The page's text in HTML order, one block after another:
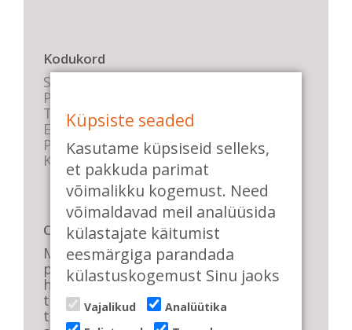
Kodukord
Stuudio sisekord
Privaatsustingimused
Tasemete kirjeldused
E-poe tingimused
Parkimise info
KKK
Casa de Baile
Me pühendume lõbusale olemisele,
positiivsele seltskonnale ja
huvitavatele ning kasulikele
tantsudele. Kui mõnes meie
talveõhtuses trennis tuled kustutada,
Küpsiste seaded
Kasutame küpsiseid selleks,
et pakkuda parimat
võimalikku kogemust. Need
võimaldavad meil analüüsida
külastajate käitumist
eesmärgiga parandada
külastuskogemust Sinu jaoks
Vajalikud
Analüütika